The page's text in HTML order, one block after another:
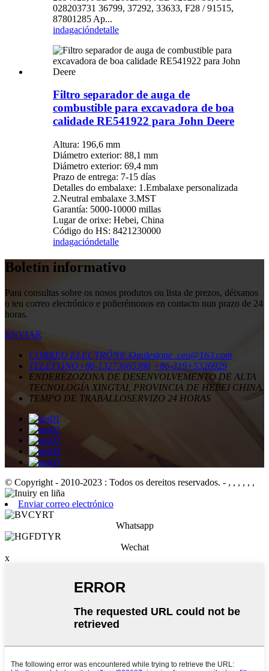
028203731 36799, 37292, 33633, F28 / 91515,
87801285 Ap...
indagacióndetalle
Filtro separador de auga de
combustible para excavadora de boa
calidade RE541922 para John Deere
Altura: 196,6 mm
Diámetro exterior: 88,1 mm
Diámetro exterior: 69,4 mm
Prazo de entrega: 7-15 días
Detalles do embalaxe: 1.Embalaxe personalizada
2.Neutral embalaxe 3.MST
Garantía: 5000-10000 millas
Lugar de orixe: Hebei, China
Código do HS: 8421230000
indagacióndetalle
Boletín informativo
Para consultas sobre os nosos produtos ou lista de prezos, déixanos
o teu correo electrónico e poñerémonos en contacto nun prazo de 24
horas.
ENVIAR
CORREO ELECTRÓNICOmilestone_ceo@163.com
TELÉFONO+86-13273665388 +86-319+5326929
ENDEREZOZONA DE DESENVOLVEMENTO DE ALTA
TECNOLOGÍA XINGTAI, PROVINCIA DE HEBEI CHINA.
TEMPO DE TRABALLOSERVIZO 24 HORAS
© Copyright - 2010-2023 : Todos os dereitos reservados. - , , , , , ,
Enviar correo electrónico
Whatsapp
Wechat
x